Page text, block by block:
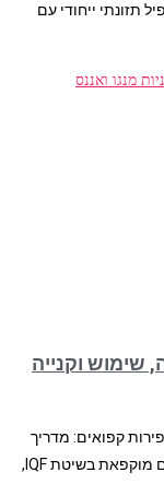
תזונתי ייחודי עם
שימוש וקנייה
קפואים: מדריך
לבחירה, שימוש וקנייה חכמה תערובת פירות קפואים מוקפאת בשיטת IQF,